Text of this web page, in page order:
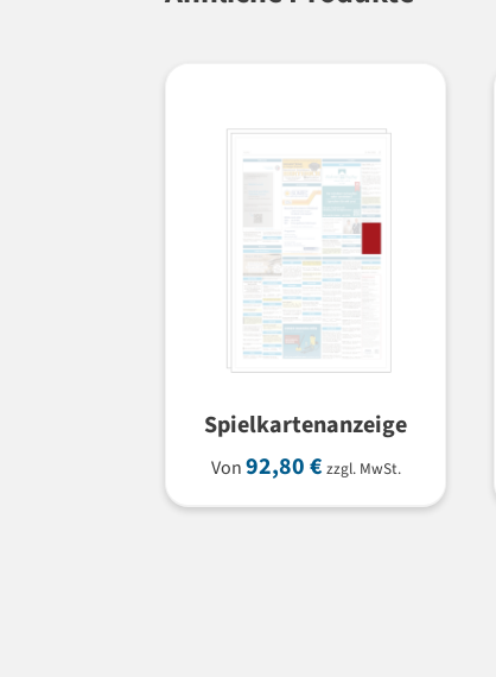
Spielkartenanzeige
Von92,80€ zzgl. MwSt.